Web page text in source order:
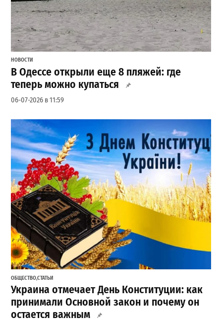
НОВОСТИ
В Одессе открыли еще 8 пляжей: где
теперь можно купаться
06-07-2026 в 11:59
ОБЩЕСТВО,СТАТЬИ
Украина отмечает День Конституции: как
принимали Основной закон и почему он
остается важным